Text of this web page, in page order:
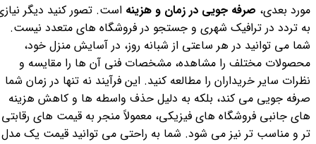
مورد بعدی، صرفه جویی در زمان و هزینه است. تصور کنید دیگر
به تردد در ترافیک شهری و جستجو در فروشگاه های متعدد نیست.
شما می توانید در هر ساعتی از شبانه روز، در آسایش منزل خود،
محصولات مختلف را مشاهده، مشخصات فنی آن ها را مقایسه و
نظرات سایر خریداران را مطالعه کنید. این فرآیند نه تنها در زمان شما
صرفه جویی می کند، بلکه به دلیل حذف واسطه ها و کاهش هزینه
های جانبی فروشگاه های فیزیکی، معمولاً منجر به قیمت های رقابتی
تر و مناسب تر نیز می شود. شما به راحتی می توانید قیمت یک مدل